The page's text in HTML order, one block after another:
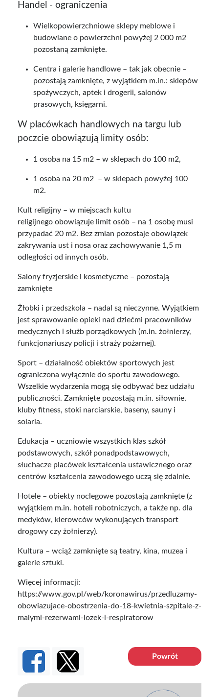
Handel - ograniczenia
Wielkopowierzchniowe sklepy meblowe i
budowlane o powierzchni powyżej 2 000 m2
pozostaną zamknięte.
Centra i galerie handlowe – tak jak obecnie –
pozostają zamknięte, z wyjątkiem m.in.: sklepów
spożywczych, aptek i drogerii, salonów
prasowych, księgarni.
W placówkach handlowych na targu lub
poczcie obowiązują limity osób:
1 osoba na 15 m2 – w sklepach do 100 m2,
1 osoba na 20 m2 – w sklepach powyżej 100
m2.
Kult religijny – w miejscach kultu
religijnego obowiązuje limit osób – na 1 osobę musi
przypadać 20 m2. Bez zmian pozostaje obowiązek
zakrywania ust i nosa oraz zachowywanie 1,5 m
odległości od innych osób.
Salony fryzjerskie i kosmetyczne – pozostają
zamknięte
Żłobki i przedszkola – nadal są nieczynne. Wyjątkiem
jest sprawowanie opieki nad dziećmi pracowników
medycznych i służb porządkowych (m.in. żołnierzy,
funkcjonariuszy policji i straży pożarnej).
Sport – działalność obiektów sportowych jest
ograniczona wyłącznie do sportu zawodowego.
Wszelkie wydarzenia mogą się odbywać bez udziału
publiczności. Zamknięte pozostają m.in. siłownie,
kluby fitness, stoki narciarskie, baseny, sauny i
solaria.
Edukacja – uczniowie wszystkich klas szkół
podstawowych, szkół ponadpodstawowych,
słuchacze placówek kształcenia ustawicznego oraz
centrów kształcenia zawodowego uczą się zdalnie.
Hotele – obiekty noclegowe pozostają zamknięte (z
wyjątkiem m.in. hoteli robotniczych, a także np. dla
medyków, kierowców wykonujących transport
drogowy czy żołnierzy).
Kultura – wciąż zamknięte są teatry, kina, muzea i
galerie sztuki.
Więcej informacji:
https://www.gov.pl/web/koronawirus/przedluzamy-
obowiazujace-obostrzenia-do-18-kwietnia-szpitale-z-
malymi-rezerwami-lozek-i-respiratorow
Powrót